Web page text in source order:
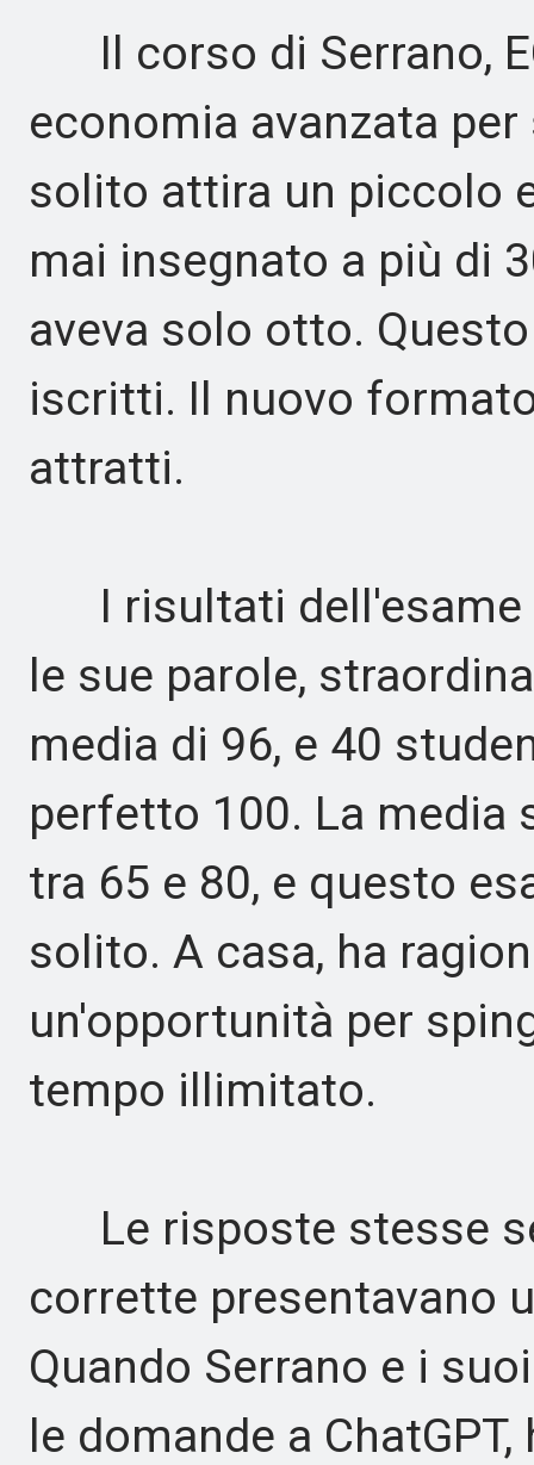
Il corso di Serrano,
economia avanzata
solito attira un piccolo
mai insegnato a più di
aveva solo otto.
iscritti. Il nuovo
attratti.
I risultati dell'esame
le sue parole,
media di 96, e 40
perfetto 100. La
tra 65 e 80, e questo
solito. A casa, ha
un'opportunità per
tempo illimitato.
Le risposte stesse
corrette presentavano
Quando Serrano e i
le domande a